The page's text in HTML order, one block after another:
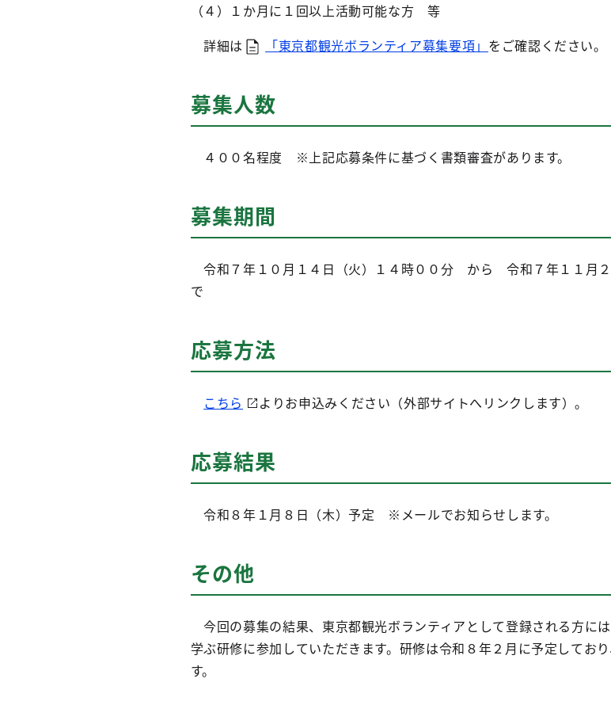
（４）１か月に１回以上活動可能な方 等
詳細は
「東京都観光ボランティア募集要項」 をご確認ください。
募集人数
４００名程度 ※上記応募条件に基づく書類審査があります。
募集期間
令和７年１０月１４日（火）１４時００分 から 令和７年１１月
で
応募方法
こちら よりお申込みください（外部サイトへリンクします）。
応募結果
令和８年１月８日（木）予定 ※メールでお知らせします。
その他
今回の募集の結果、東京都観光ボランティアとして登録される方に
学ぶ研修に参加していただきます。研修は令和８年２月に予定してお
す。